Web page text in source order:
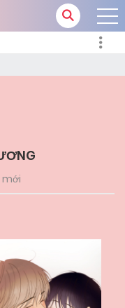
mới